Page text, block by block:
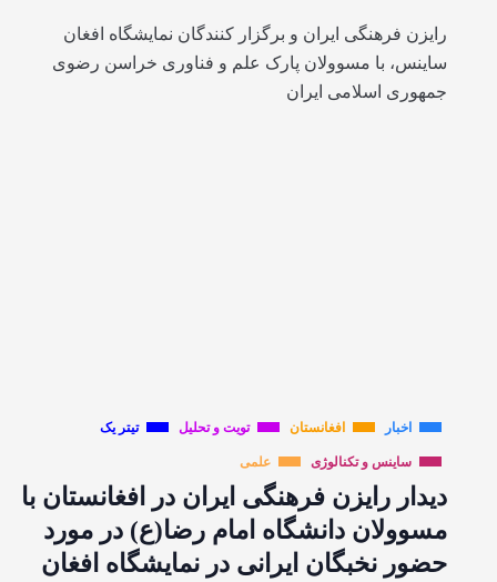
رایزن فرهنگی ایران و برگزار کنندگان نمایشگاه افغان
ساینس، با مسوولان پارک علم و فناوری خراسن رضوی
جمهوری اسلامی ایران
اخبار افغانستان تویت و تحلیل تیتر یک
ساینس و تکنالوژی علمی
دیدار رایزن فرهنگی ایران در افغانستان با
مسوولان دانشگاه امام رضا(ع) در مورد
حضور نخبگان ایرانی در نمایشگاه افغان